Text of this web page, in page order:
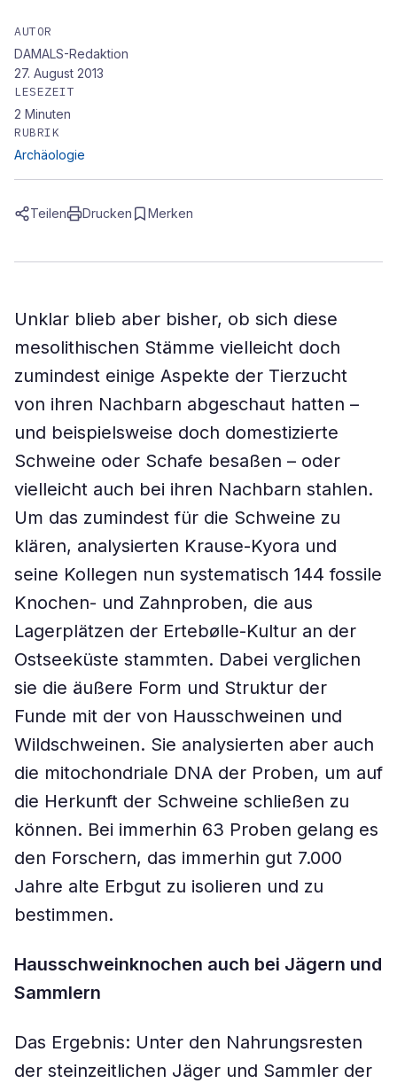
AUTOR
DAMALS-Redaktion
27. August 2013
LESEZEIT
2 Minuten
RUBRIK
Archäologie
Teilen Drucken Merken
Unklar blieb aber bisher, ob sich diese
mesolithischen Stämme vielleicht doch
zumindest einige Aspekte der Tierzucht
von ihren Nachbarn abgeschaut hatten –
und beispielsweise doch domestizierte
Schweine oder Schafe besaßen – oder
vielleicht auch bei ihren Nachbarn stahlen.
Um das zumindest für die Schweine zu
klären, analysierten Krause-Kyora und
seine Kollegen nun systematisch 144 fossile
Knochen- und Zahnproben, die aus
Lagerplätzen der Ertebølle-Kultur an der
Ostseeküste stammten. Dabei verglichen
sie die äußere Form und Struktur der
Funde mit der von Hausschweinen und
Wildschweinen. Sie analysierten aber auch
die mitochondriale DNA der Proben, um auf
die Herkunft der Schweine schließen zu
können. Bei immerhin 63 Proben gelang es
den Forschern, das immerhin gut 7.000
Jahre alte Erbgut zu isolieren und zu
bestimmen.
Hausschweinknochen auch bei Jägern und
Sammlern
Das Ergebnis: Unter den Nahrungsresten
der steinzeitlichen Jäger und Sammler der